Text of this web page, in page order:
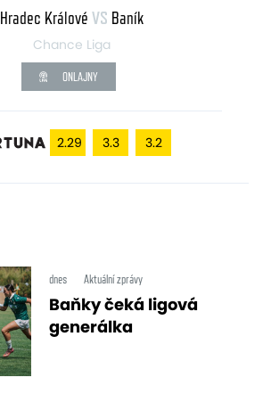
Hradec Králové VS Baník
Chance Liga
ONLAJNY
2.29 3.3 3.2
dnes Aktuální zprávy
Baňky čeká ligová
generálka